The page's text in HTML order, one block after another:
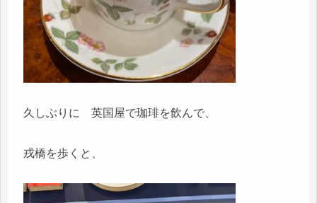
久しぶりに 英国屋で珈琲を飲んで、
戎橋を歩くと、